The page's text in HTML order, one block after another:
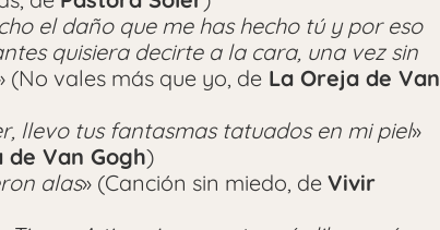
el daño que me has hecho tú y por eso
quisiera decirte a la cara, una vez sin
(No vales más que yo, de La Oreja de Van
llevo tus fantasmas tatuados en mi piel»
de Van Gogh)
alas» (Canción sin miedo, de Vivir